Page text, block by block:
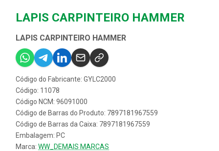
LAPIS CARPINTEIRO HAMMER
LAPIS CARPINTEIRO HAMMER
Código do Fabricante: GYLC2000
Código: 11078
Código NCM: 96091000
Código de Barras do Produto: 7897181967559
Código de Barras da Caixa: 7897181967559
Embalagem: PC
Marca: WW_DEMAIS MARCAS